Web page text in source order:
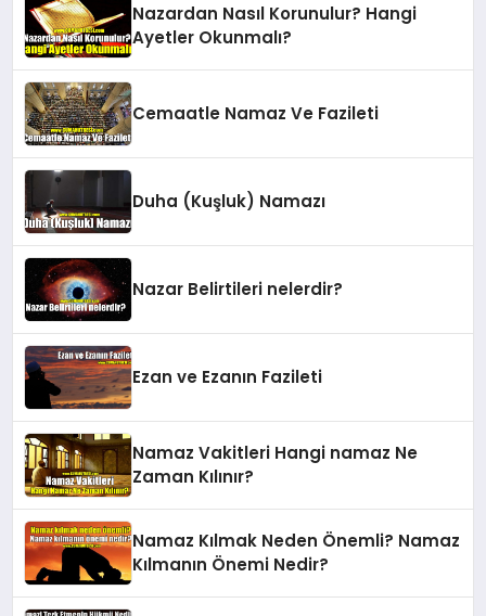
Nazardan Nasıl Korunulur? Hangi
Ayetler Okunmalı?
Cemaatle Namaz Ve Fazileti
Duha (Kuşluk) Namazı
Nazar Belirtileri nelerdir?
Ezan ve Ezanın Fazileti
Namaz Vakitleri Hangi namaz Ne
Zaman Kılınır?
Namaz Kılmak Neden Önemli? Namaz
Kılmanın Önemi Nedir?